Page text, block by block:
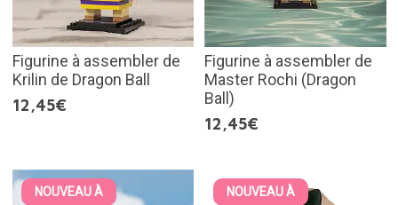
Figurine à assembler de
Krilin de Dragon Ball
12,45€
Figurine à assembler de
Master Rochi (Dragon
Ball)
12,45€
NOUVEAU À NOUVEAU À